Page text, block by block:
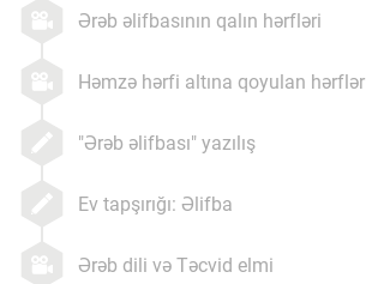
Ərəb əlifbasının qalın hərfləri
Həmzə hərfi altına qoyulan hərflər
"Ərəb əlifbası" yazılış
Ev tapşırığı: Əlifba
Ərəb dili və Təcvid elmi